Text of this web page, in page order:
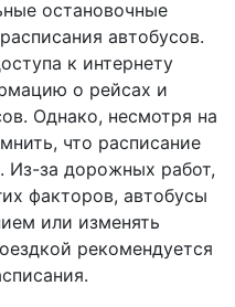
остановочные
автобусов.
к интернету
о рейсах и
Однако, несмотря на
что расписание
Из-за дорожных работ,
факторов, автобусы
или изменять
рекомендуется